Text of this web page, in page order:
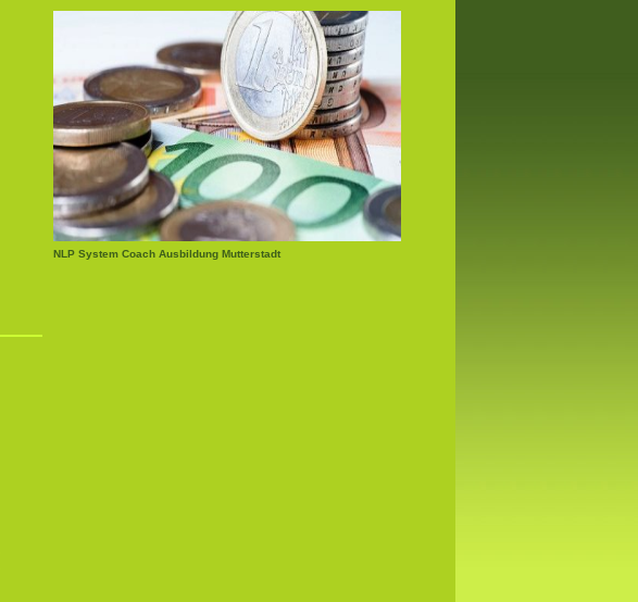
NLP System Coach Ausbildung Mutterstadt